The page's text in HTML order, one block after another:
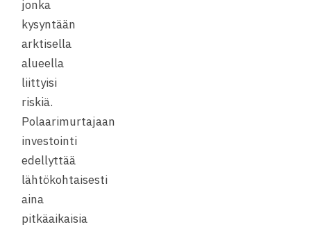
jonka
kysyntään
arktisella
alueella
liittyisi
riskiä.
Polaarimurtajaan
investointi
edellyttää
lähtökohtaisesti
aina
pitkäaikaisia